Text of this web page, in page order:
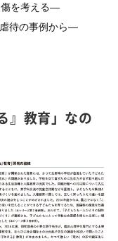
を考える―
待の事例から―
』教育」なの